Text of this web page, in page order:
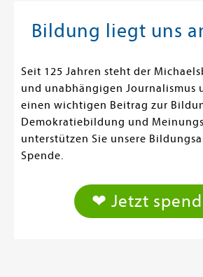
Bildung liegt uns
Seit 125 Jahren steht der
und unabhängigen Journalismus
einen wichtigen Beitrag zur
Demokratiebildung und
unterstützen Sie unsere
Spende.
❤ Jetzt